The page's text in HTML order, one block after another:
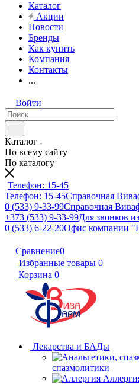
Каталог
Акции
Новости
Бренды
Как купить
Компания
Контакты
...
Войти
Каталог
По всему сайту
По каталогу
Телефон: 15-45
Телефон: 15-45Справочная
0 (533) 9-33-99Справочная
+373 (533) 9-33-99Для звонков
0 (533) 6-22-20Офис компании
Сравнение0
Избранные товары 0
Корзина 0
Лекарства и БАДы
спазмолитики